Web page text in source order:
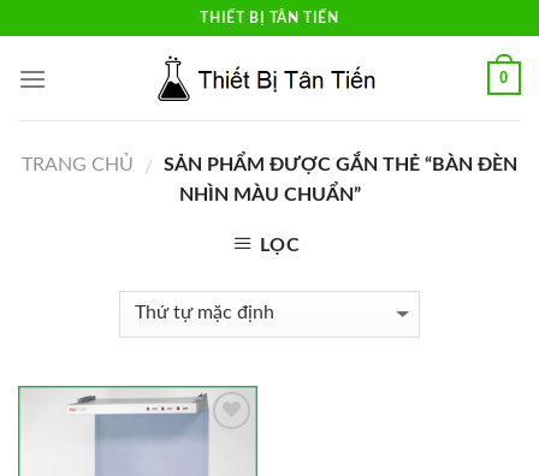
content
THIẾT BỊ TÂN TIẾN
0
TRANG CHỦ /
SẢN PHẨM ĐƯỢC GẮN THẺ “BÀN ĐÈN
NHÌN MÀU CHUẨN”
LỌC